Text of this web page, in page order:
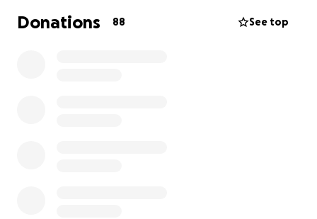
solch einen Gravity Chair ermöglichen. Leider
übersteigt er unsere finanzielle Lage, unsere
Donations 88 See top